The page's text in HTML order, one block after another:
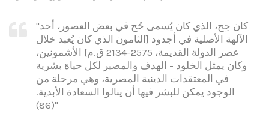
"كان حِح، الذي كان يُسمى حُح في بعض العصور، أحد
الآلهة الأصلية في أجدود [الثامون الذي كان يُعبد خلال
عصر الدولة القديمة، 2575-2134 ق.م] الأشمونين،
وكان يمثل الخلود - الهدف والمصير لكل حياة بشرية
في المعتقدات الدينية المصرية، وهي مرحلة من
الوجود يمكن للبشر فيها أن ينالوا السعادة الأبدية.
(86)"